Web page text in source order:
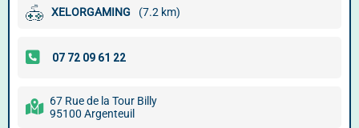
XELORGAMING (7.2 km)
67 Rue de la Tour Billy
95100 Argenteuil